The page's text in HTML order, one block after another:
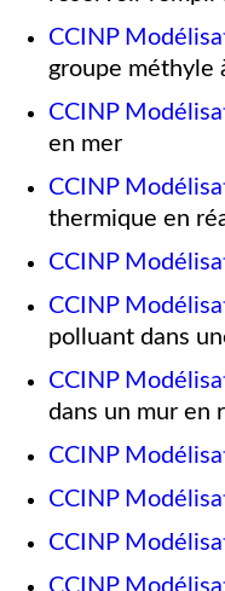
CCINP
groupe méthyle
CCINP
en mer
CCINP
thermique en
CCINP
CCINP
polluant dans
CCINP
dans un mur en
CCINP
CCINP
CCINP
CCINP